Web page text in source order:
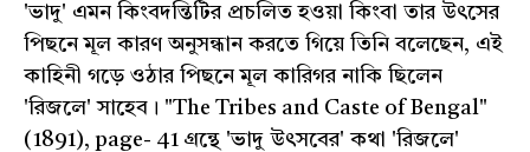
'ভাদু' এমন কিংবদন্তিটির প্রচলিত হওয়া কিংবা তার উৎসের
পিছনে মূল কারণ অনুসন্ধান করতে গিয়ে তিনি বলেছেন, এই
কাহিনী গড়ে ওঠার পিছনে মূল কারিগর নাকি ছিলেন
'রিজলে' সাহেব। "The Tribes and Caste of Bengal"
(1891), page- 41 গ্রন্থে 'ভাদু উৎসবের' কথা 'রিজলে'